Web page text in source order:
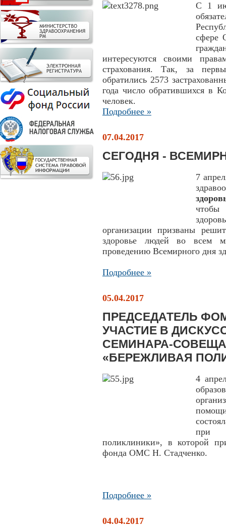
С 1
сфере
интересуются своими
страхования. Так, за
обратились 2573
года число обратившихся в
человек.
Подробнее »
07.04.2017
СЕГОДНЯ -
7
чтобы
организации призваны
здоровье людей во всем
проведению Всемирного дня
Подробнее »
05.04.2017
ПРЕДСЕДАТЕЛЬ
УЧАСТИЕ В
СЕМИНАРА-
«БЕРЕЖЛИВАЯ
4
при
поликлиники», в которой
фонда ОМС Н. Стадченко.
Подробнее »
04.04.2017